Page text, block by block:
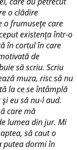
o clădire
o frumuseţe care
existenţa într-o
în cortul în care
de
să scriu. Scriu
muza, risc să nu
la ce se întâmplă
eu să nu-l aud.
care mă
lumea din jur. Mi
să caut o
putea dormi în